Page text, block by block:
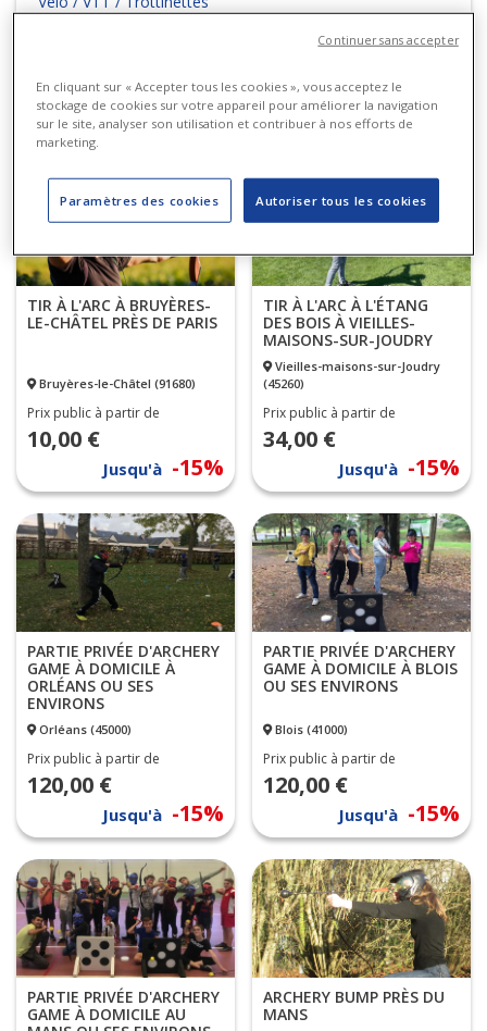
20 sur 20 résultats
TIR À L'ARC À BRUYÈRES-
LE-CHÂTEL PRÈS DE PARIS
Bruyères-le-Châtel (91680)
Prix public à partir de
10,00 €
Jusqu'à -15%
TIR À L'ARC À L'ÉTANG
DES BOIS À VIEILLES-
MAISONS-SUR-JOUDRY
Vieilles-maisons-sur-Joudry
(45260)
Prix public à partir de
34,00 €
Jusqu'à -15%
PARTIE PRIVÉE D'ARCHERY
GAME À DOMICILE À
ORLÉANS OU SES
ENVIRONS
Orléans (45000)
Prix public à partir de
120,00 €
Jusqu'à -15%
PARTIE PRIVÉE D'ARCHERY
GAME À DOMICILE À BLOIS
OU SES ENVIRONS
Blois (41000)
Prix public à partir de
120,00 €
Jusqu'à -15%
PARTIE PRIVÉE D'ARCHERY
GAME À DOMICILE AU
ARCHERY BUMP PRÈS DU
MANS
En cliquant sur « Accepter tous les cookies », vous acceptez le
stockage de cookies sur votre appareil pour améliorer la navigation
sur le site, analyser son utilisation et contribuer à nos efforts de
marketing.
Autoriser tous les cookies
Paramètres des cookies
Continuer sans accepter